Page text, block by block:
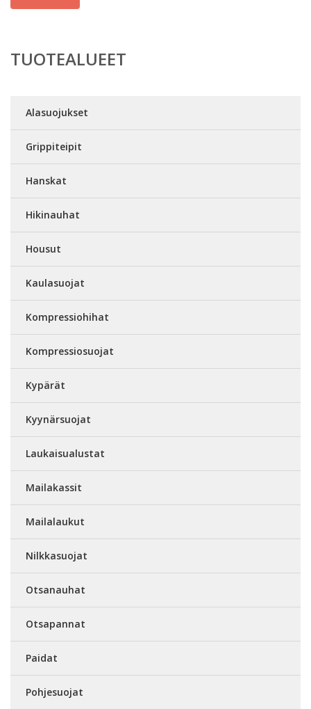
TUOTEALUEET
Alasuojukset
Grippiteipit
Hanskat
Hikinauhat
Housut
Kaulasuojat
Kompressiohihat
Kompressiosuojat
Kypärät
Kyynärsuojat
Laukaisualustat
Mailakassit
Mailalaukut
Nilkkasuojat
Otsanauhat
Otsapannat
Paidat
Pohjesuojat